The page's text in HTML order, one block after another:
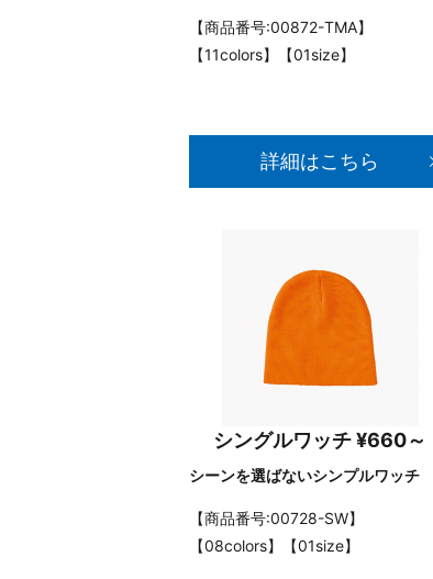
【商品番号:00872-TMA】
【11colors】【01size】
詳細はこちら
シングルワッチ ¥660～
シーンを選ばないシンプルワッチ
【商品番号:00728-SW】
【08colors】【01size】